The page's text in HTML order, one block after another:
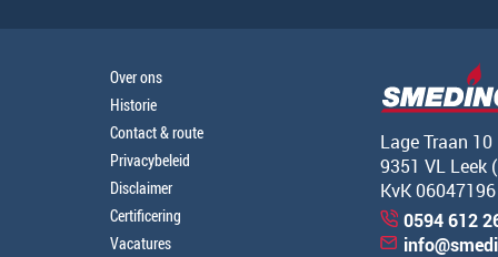
Over ons
Historie
Contact & route
Privacybeleid
Disclaimer
Certificering
Vacatures
Lage Traan 10
9351 VL Leek
KvK 06047196
0594 612